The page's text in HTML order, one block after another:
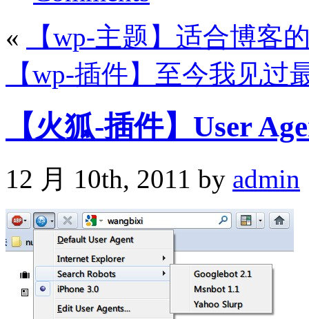
«
【wp-主题】适合博客
【wp-插件】至今我见
【火狐-插件】User
12 月 10th, 2011 by admin